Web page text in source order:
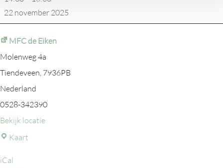
VCG
22 november 2025
MFC de Eiken
Molenweg 4a
Tiendeveen, 7936PB
Nederland
0528-342390
Bekijk locatie
Kaart
iCal